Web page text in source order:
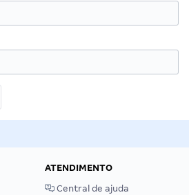
ATENDIMENTO
Central de ajuda